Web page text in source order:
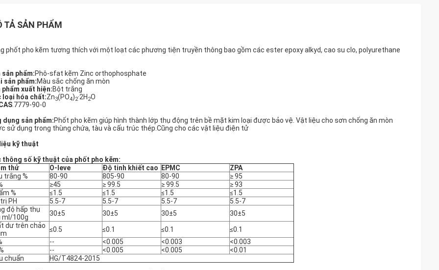
TẢ SẢN PHẨM
phốt pho kẽm tương thích với một loạt các phương tiện truyền thông bao gồm các ester epoxy alkyd, cao su clo, polyurethane
sản phẩm:Phô-sfat kẽm Zinc orthophosphate
sản phẩm:Màu sắc chống ăn mòn
phẩm xuất hiện:Bột trắng
loại hóa chất:Zn3(PO4)2·2H 2O
.7779-90-0
dụng sản phẩm:Phốt pho kẽm giúp hình thành lớp thụ động trên bề mặt kim loại được bảo vệ. Vật liệu cho sơn chống ăn mòn
sử dụng trong thùng chứa, tàu và cấu trúc thép.Cũng cho các vật liệu điện tử
kỹ thuật
thông số kỹ thuật của phốt pho kẽm:
thử
O-leve Độ tinh khiết cao EPMC
ZPA
trắng %
80-90 805-90 80-90
≥ 95
≥45 ≥ 99.5 ≥ 99.5
≥ 93
%
≤1.5 ≤1.5 ≤1.5
≤1.5
PH
5.5-7 5.5-7 5.5-7
5.5-7
độ hấp thụ
ml/100g
30±5 30±5 30±5
30±5
dư trên chảo ≤0.5 ≤0.1 ≤0.1
≤0.1
-- <0.005 <0.003
<0.003
-- <0.005 <0.005
<0.01
chuẩn
HG/T4824-2015